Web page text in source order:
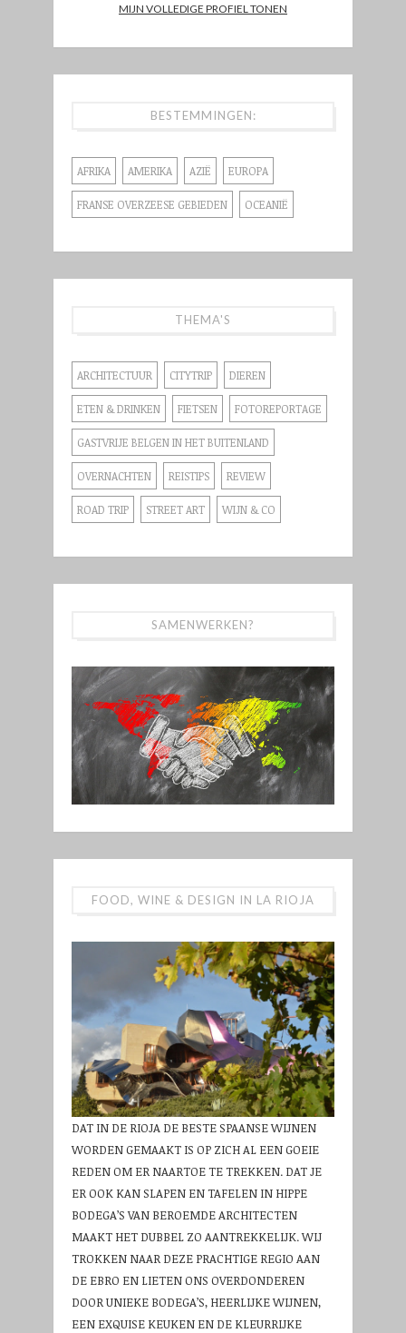
MIJN VOLLEDIGE PROFIEL TONEN
BESTEMMINGEN:
AFRIKA AMERIKA AZIË EUROPA
FRANSE OVERZEESE GEBIEDEN OCEANIË
THEMA'S
ARCHITECTUUR CITYTRIP DIEREN
ETEN & DRINKEN FIETSEN FOTOREPORTAGE
GASTVRIJE BELGEN IN HET BUITENLAND
OVERNACHTEN REISTIPS REVIEW
ROAD TRIP STREET ART WIJN & CO
SAMENWERKEN?
FOOD, WINE & DESIGN IN LA RIOJA
DAT IN DE RIOJA DE BESTE SPAANSE WIJNEN
WORDEN GEMAAKT IS OP ZICH AL EEN GOEIE
REDEN OM ER NAARTOE TE TREKKEN. DAT JE
ER OOK KAN SLAPEN EN TAFELEN IN HIPPE
BODEGA’S VAN BEROEMDE ARCHITECTEN
MAAKT HET DUBBEL ZO AANTREKKELIJK. WIJ
TROKKEN NAAR DEZE PRACHTIGE REGIO AAN
DE EBRO EN LIETEN ONS OVERDONDEREN
DOOR UNIEKE BODEGA’S, HEERLIJKE WIJNEN,
EEN EXQUISE KEUKEN EN DE KLEURRIJKE